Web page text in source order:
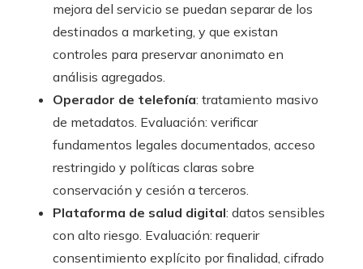
mejora del servicio se puedan separar de los
destinados a marketing, y que existan
controles para preservar anonimato en
análisis agregados.
Operador de telefonía: tratamiento masivo
de metadatos. Evaluación: verificar
fundamentos legales documentados, acceso
restringido y políticas claras sobre
conservación y cesión a terceros.
Plataforma de salud digital: datos sensibles
con alto riesgo. Evaluación: requerir
consentimiento explícito por finalidad, cifrado